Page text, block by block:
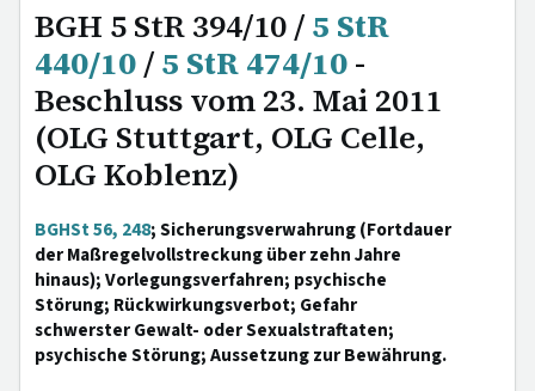
BGH 5 StR 394/10 /5 StR
440/10/5 StR 474/10-
Beschluss vom 23. Mai 2011
(OLG Stuttgart, OLG Celle,
OLG Koblenz)
BGHSt 56, 248; Sicherungsverwahrung (Fortdauer
der Maßregelvollstreckung über zehn Jahre
hinaus); Vorlegungsverfahren; psychische
Störung; Rückwirkungsverbot; Gefahr
schwerster Gewalt- oder Sexualstraftaten;
psychische Störung; Aussetzung zur Bewährung.